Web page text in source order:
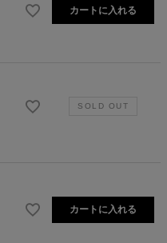
カートに入れる
カートに入れる